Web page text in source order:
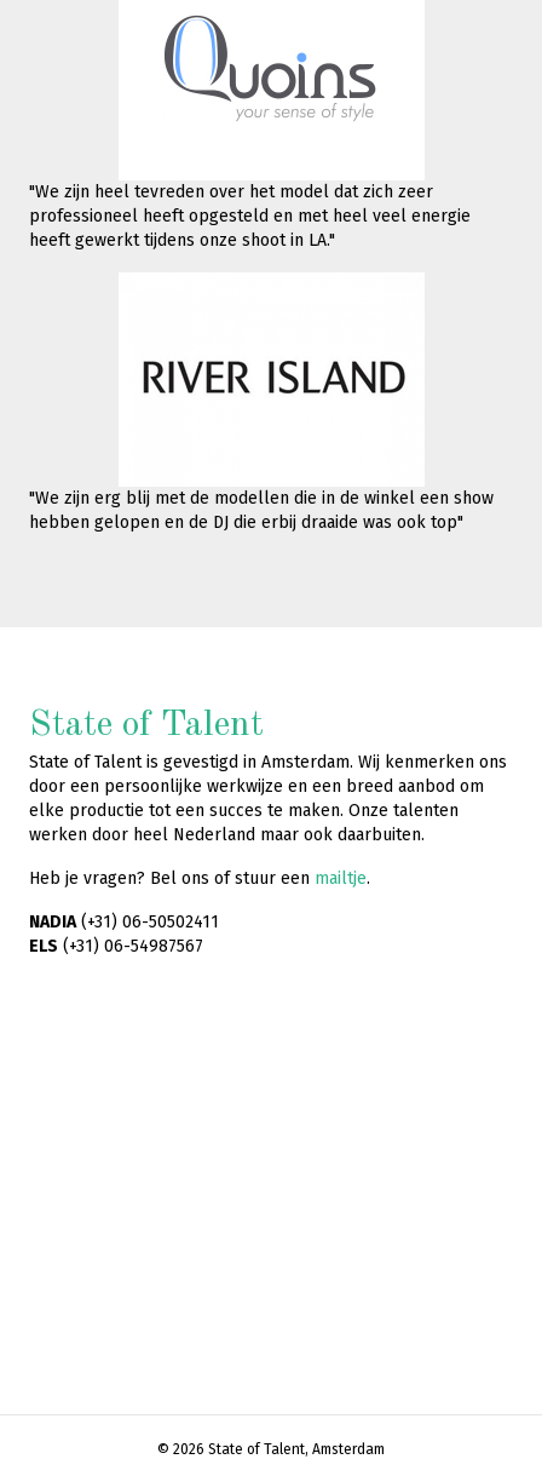
"We zijn heel tevreden over het model dat zich zeer
professioneel heeft opgesteld en met heel veel energie
heeft gewerkt tijdens onze shoot in LA."
"We zijn erg blij met de modellen die in de winkel een show
hebben gelopen en de DJ die erbij draaide was ook top"
State of Talent
State of Talent is gevestigd in Amsterdam. Wij kenmerken ons
door een persoonlijke werkwijze en een breed aanbod om
elke productie tot een succes te maken. Onze talenten
werken door heel Nederland maar ook daarbuiten.
Heb je vragen? Bel ons of stuur een mailtje.
NADIA(+31) 06-50502411
ELS (+31) 06-54987567
© 2026 State of Talent, Amsterdam